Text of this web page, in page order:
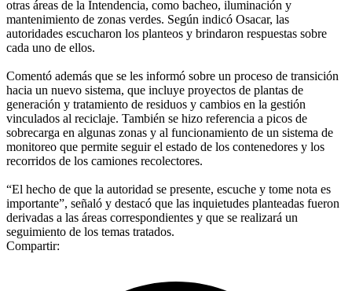
otras áreas de la Intendencia, como bacheo, iluminación y
mantenimiento de zonas verdes. Según indicó Osacar, las
autoridades escucharon los planteos y brindaron respuestas sobre
cada uno de ellos.
Comentó además que se les informó sobre un proceso de transición
hacia un nuevo sistema, que incluye proyectos de plantas de
generación y tratamiento de residuos y cambios en la gestión
vinculados al reciclaje. También se hizo referencia a picos de
sobrecarga en algunas zonas y al funcionamiento de un sistema de
monitoreo que permite seguir el estado de los contenedores y los
recorridos de los camiones recolectores.
“El hecho de que la autoridad se presente, escuche y tome nota es
importante”, señaló y destacó que las inquietudes planteadas fueron
derivadas a las áreas correspondientes y que se realizará un
seguimiento de los temas tratados.
Compartir: